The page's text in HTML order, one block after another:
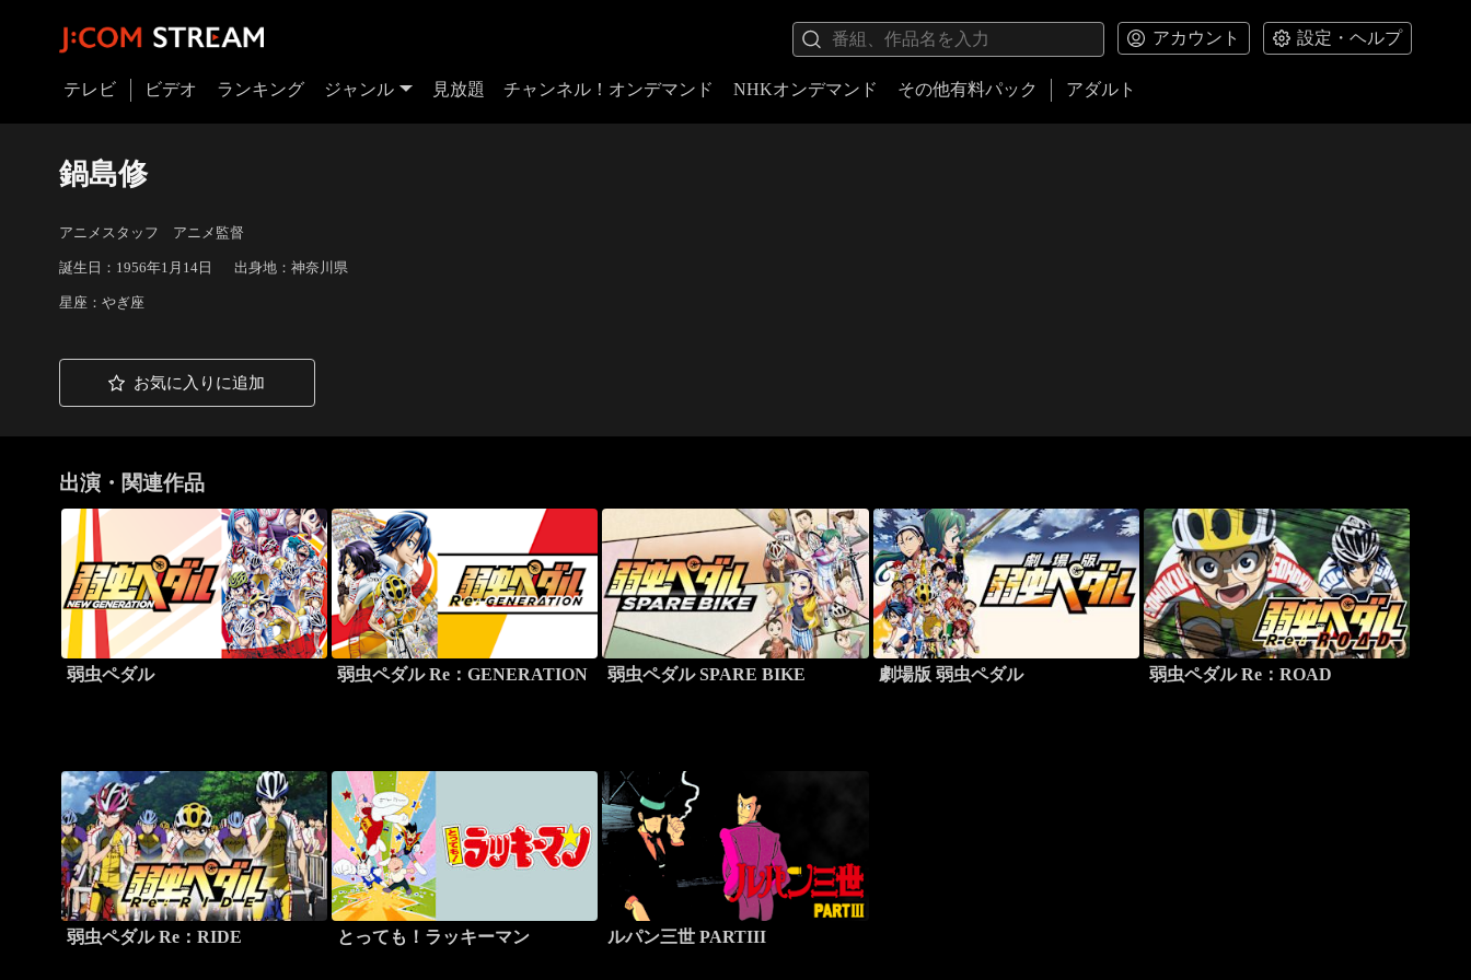
アカウント 設定・ヘルプ
テレビ ビデオ ランキング ジャンル 見放題 チャンネル！オンデマンド NHKオンデマンド その他有料パック アダルト
鍋島修
アニメスタッフ アニメ監督
誕生日：1956年1月14日 出身地：神奈川県
星座：やぎ座
お気に入りに追加
出演・関連作品
弱虫ペダル 弱虫ペダル Re：GENERATION 弱虫ペダル SPARE BIKE 劇場版 弱虫ペダル 弱虫ペダル Re：ROAD
弱虫ペダル Re：RIDE とっても！ラッキーマン ルパン三世 PARTIII